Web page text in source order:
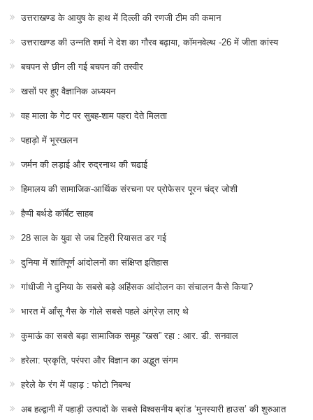
उत्तराखण्ड के आयुष के हाथ में दिल्ली की रणजी टीम की कमान
उत्तराखण्ड की उन्नति शर्मा ने देश का गौरव बढ़ाया, कॉमनवेल्थ -26 में जीता कांस्य
बचपन से छीन ली गई बचपन की तस्वीर
खसों पर हुए वैज्ञानिक अध्ययन
वह माला के गेट पर सुबह-शाम पहरा देते मिलता
पहाड़ो में भूस्खलन
जर्मन की लड़ाई और रुद्रनाथ की चढाई
हिमालय की सामाजिक-आर्थिक संरचना पर प्रोफेसर पूरन चंद्र जोशी
हैप्पी बर्थडे कॉर्बेट साहब
28 साल के युवा से जब टिहरी रियासत डर गई
दुनिया में शांतिपूर्ण आंदोलनों का संक्षिप्त इतिहास
गांधीजी ने दुनिया के सबसे बड़े अहिंसक आंदोलन का संचालन कैसे किया?
भारत में आँसू गैस के गोले सबसे पहले अंग्रेज़ लाए थे
कुमाऊं का सबसे बड़ा सामाजिक समूह “खस” रहा : आर. डी. सनवाल
हरेला: प्रकृति, परंपरा और विज्ञान का अद्भुत संगम
हरेले के रंग में पहाड़ : फोटो निबन्ध
अब हल्द्वानी में पहाड़ी उत्पादों के सबसे विश्वसनीय ब्रांड ‘मुनस्यारी हाउस’ की शुरुआत